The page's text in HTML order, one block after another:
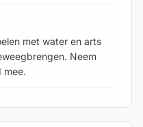
met water en arts
Neem
mee.